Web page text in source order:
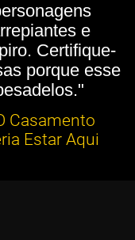
e
Certifique-
porque esse
Casamento
Estar Aqui